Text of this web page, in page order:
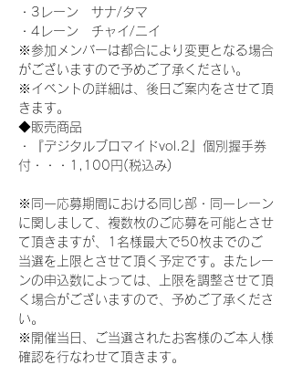
・3レーン　サナ/タマ
・4レーン　チャイ/ニイ
※参加メンバーは都合により変更となる場合
がございますので予めご了承ください。
※イベントの詳細は、後日ご案内をさせて頂
きます。
◆販売商品
・『デジタルブロマイドvol.2』個別握手券
付・・・1,100円(税込み)
※同一応募期間における同じ部・同一レーン
に関しまして、複数枚のご応募を可能とさせ
て頂きますが、1名様最大で50枚までのご
当選を上限とさせて頂く予定です。またレー
ンの申込数によっては、上限を調整させて頂
く場合がございますので、予めご了承くださ
い。
※開催当日、ご当選されたお客様のご本人様
確認を行なわせて頂きます。